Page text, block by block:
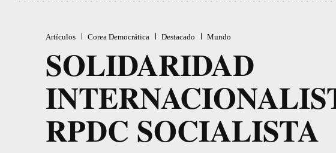
Artículos Corea Democrática Destacado Mundo
SOLIDARIDAD
RPDC SOCIALISTA